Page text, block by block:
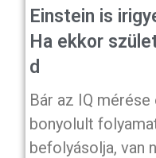
Einstein is
Ha ekkor
d
Bár az IQ
bonyolult
befolyásolja, van